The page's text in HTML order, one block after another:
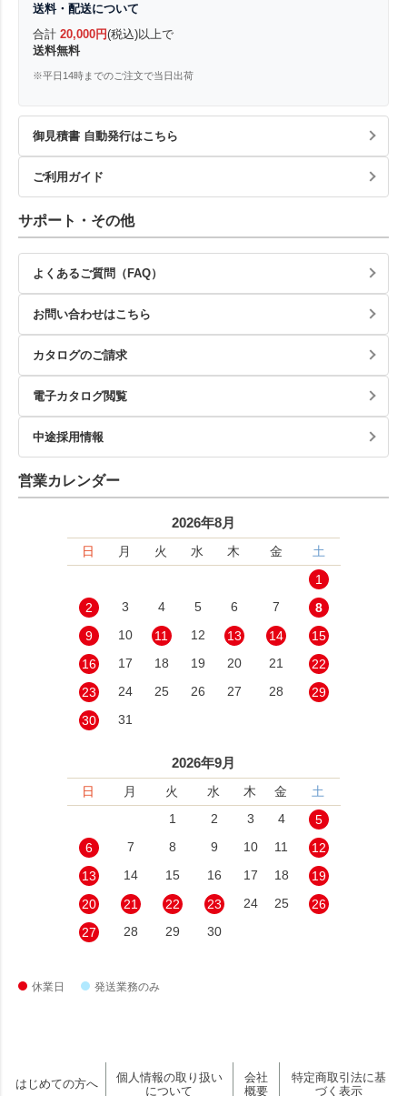
送料・配送について
合計 20,000円(税込)以上で
送料無料
※平日14時までのご注文で当日出荷
御見積書 自動発行はこちら
ご利用ガイド
サポート・その他
よくあるご質問（FAQ）
お問い合わせはこちら
カタログのご請求
電子カタログ閲覧
中途採用情報
営業カレンダー
2026年8月
日 月 火 水 木 金
土
1
2
3 4 5 6 7
8
9
10 11 12 13 14
15
16
17 18 19 20 21
22
23
24 25 26 27 28
29
30
31
2026年9月
日 月 火 水 木 金
土
1
2 3 4
5
6
7 8 9 10 11
12
13
14 15 16 17 18
19
20
21 22 23 24 25
26
27
28 29 30
休業日 発送業務のみ
はじめての方へ
個人情報の取り扱い
について
会社
概要
特定商取引法に基
づく表示